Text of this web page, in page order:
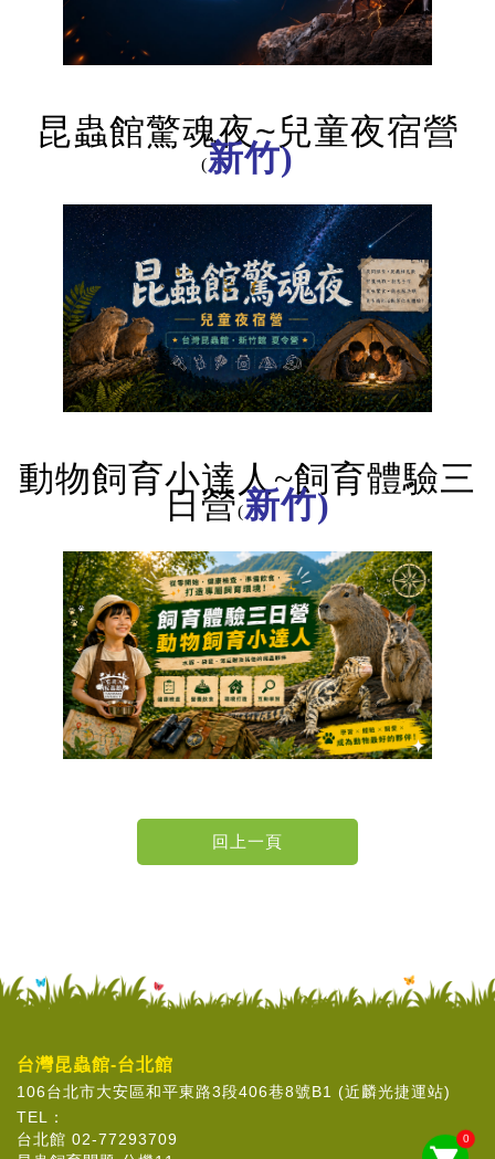
昆蟲館驚魂夜~兒童夜宿營
(新竹)
動物飼育小達人~飼育體驗三
日營(新竹)
0
台灣昆蟲館-台北館
106台北市大安區和平東路3段406巷8號B1 (近麟光捷運站)
TEL：
台北館 02-77293709